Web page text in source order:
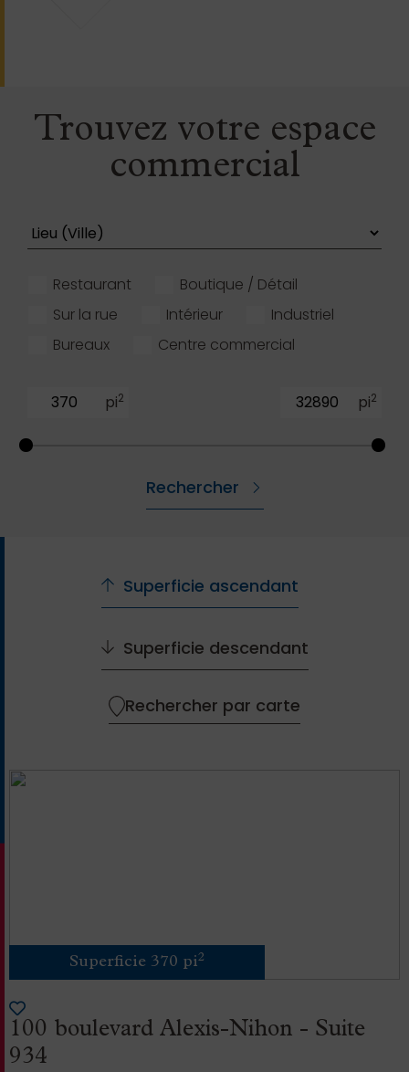
Trouvez votre espace
commercial
Restaurant
Boutique / Détail
Sur la rue
Intérieur
Industriel
Bureaux
Centre commercial
pi2 pi2
Superficie ascendant
Superficie descendant
Rechercher par carte
Superficie 370 pi2
100 boulevard Alexis-Nihon - Suite
934